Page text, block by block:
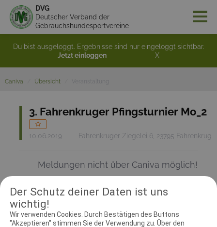
Der Schutz deiner Daten ist uns
wichtig!
Wir verwenden Cookies. Durch Bestätigen des Buttons
"Akzeptieren" stimmen Sie der Verwendung zu. Über den
DVG
Deutscher Verband der
Gebrauchshundesportvereine
Du bist ausgeloggt. Ergebnisse sind nur eingeloggt sichtbar.
Jetzt einloggen
X
Caniva Übersicht
3. Fahrenkruger Pfingsturnier Mo_2
10.06.2019 Fahrenkruger Ziegelei 6, 23795 Fahrenkrug
Meldungen nicht über Caniva möglich!
RICHTER UND HELFER
Agilityrichter